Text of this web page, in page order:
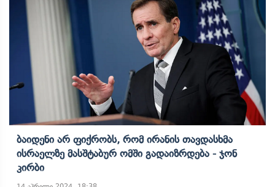
Ბაიდენი Არ Ფიქრობს, Რომ Ირანის Თავდასხმა
Ისრაელზე Მასშტაბურ Ომში Გადაიზრდება - Ჯონ
Კირბი